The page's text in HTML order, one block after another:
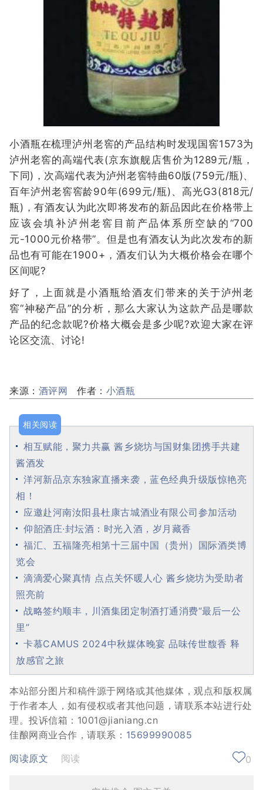
小酒瓶在梳理泸州老窖的产品结构时发现国窖1573为
泸州老窖的高端代表(京东旗舰店售价为1289元/瓶，
下同)，次高端代表为泸州老窖特曲60版(759元/瓶)、
百年泸州老窖窖龄90年(699元/瓶)、高光G3(818元/
瓶)，有酒友认为此次即将发布的新品因此在价格带上
应该会填补泸州老窖目前产品体系所空缺的“700
元-1000元价格带”。但是也有酒友认为此次发布的新
品也有可能在1900+，酒友们认为大概价格会在哪个
区间呢?
好了，上面就是小酒瓶给酒友们带来的关于泸州老
窖“神秘产品”的分析，那么大家认为这款产品是哪款
产品的纪念款呢?价格大概会是多少呢?欢迎大家在评
论区交流、讨论!
来源： 酒评网 作者： 小酒瓶
相关阅读
相互赋能，聚力共赢 酱乡烧坊与国财集团携手共建
酱酒发
洋河新品京东独家直播来袭，蓝色经典升级版惊艳亮
相！
应邀赴河南汝阳县杜康古城酒业有限公司参加活动
仰韶酒庄·封坛酒：时光入酒，岁月藏香
福汇、五福隆亮相第十三届中国（贵州）国际酒类博
览会
滴滴爱心聚真情 点点关怀暖人心 酱乡烧坊为受助者
照亮前
战略签约顺丰，川酒集团定制酒打通消费“最后一公
里”
卡慕CAMUS 2024中秋媒体晚宴 品味传世馥香 释
放感官之旅
本站部分图片和稿件源于网络或其他媒体，观点和版权属
于作者本人，如有侵权或者其他问题，请联系本站进行处
理。投诉信箱：1001@jianiang.cn
佳酿网商业合作，请联系： 15699990085
阅读原文
阅读 0